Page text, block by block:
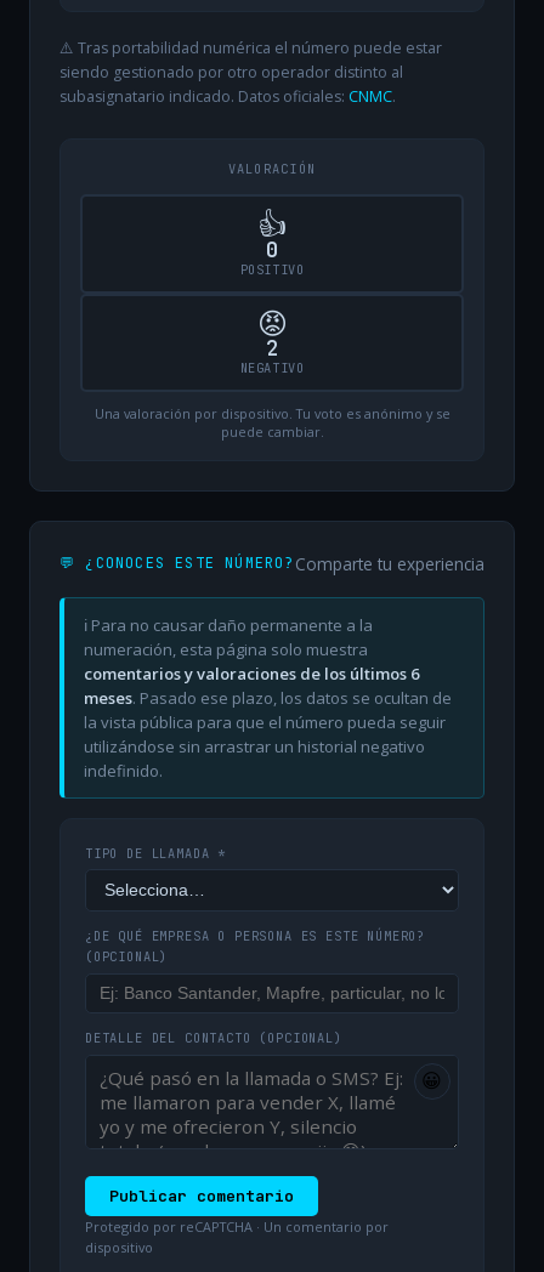
⚠️ Tras portabilidad numérica el número puede estar
siendo gestionado por otro operador distinto al
subasignatario indicado. Datos oficiales: CNMC.
VALORACIÓN
👍
0
POSITIVO
😡
2
NEGATIVO
Una valoración por dispositivo. Tu voto es anónimo y se
puede cambiar.
💬 ¿CONOCES ESTE NÚMERO? Comparte tu experiencia
ℹ️ Para no causar daño permanente a la
numeración, esta página solo muestra
comentarios y valoraciones de los últimos 6
meses. Pasado ese plazo, los datos se ocultan de
la vista pública para que el número pueda seguir
utilizándose sin arrastrar un historial negativo
indefinido.
TIPO DE LLAMADA *
¿DE QUÉ EMPRESA O PERSONA ES ESTE NÚMERO?
(OPCIONAL)
DETALLE DEL CONTACTO (OPCIONAL)
😀
Publicar comentario
Protegido por reCAPTCHA · Un comentario por
dispositivo